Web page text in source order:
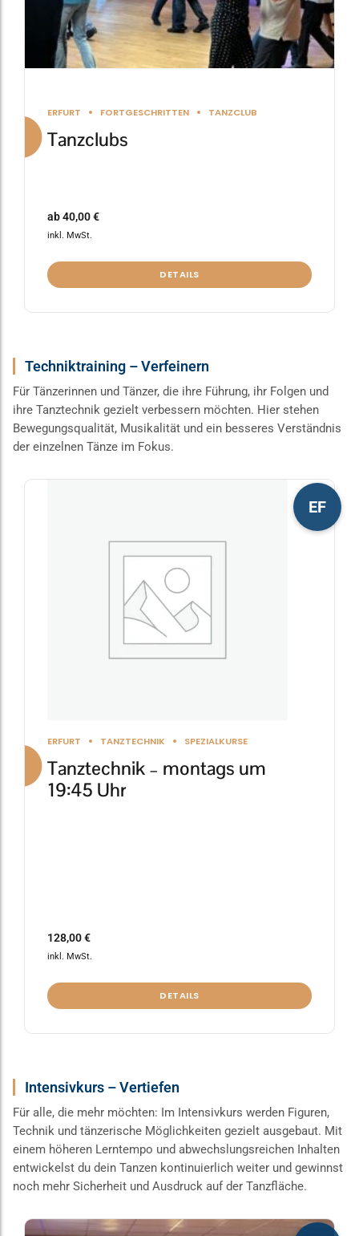
ERFURT FORTGESCHRITTEN TANZCLUB
Tanzclubs
ab40,00€
inkl. MwSt.
DETAILS
gewählt
werden
Techniktraining – Verfeinern
Für Tänzerinnen und Tänzer, die ihre Führung, ihr Folgen und
ihre Tanztechnik gezielt verbessern möchten. Hier stehen
Bewegungsqualität, Musikalität und ein besseres Verständnis
der einzelnen Tänze im Fokus.
EF
ERFURT TANZTECHNIK SPEZIALKURSE
Tanztechnik – montags um
19:45 Uhr
128,00€
inkl. MwSt.
DETAILS
Intensivkurs – Vertiefen
Für alle, die mehr möchten: Im Intensivkurs werden Figuren,
Technik und tänzerische Möglichkeiten gezielt ausgebaut. Mit
einem höheren Lerntempo und abwechslungsreichen Inhalten
entwickelst du dein Tanzen kontinuierlich weiter und gewinnst
noch mehr Sicherheit und Ausdruck auf der Tanzfläche.
Dieses